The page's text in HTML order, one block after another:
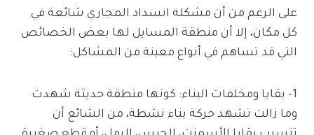
على الرغم من أن مشكلة انسداد المجاري شائعة في
كل مكان، إلا أن منطقة المسايل لها بعض الخصائص
التي قد تساهم في أنواع معينة من المشاكل:
1- بقايا ومخلفات البناء: كونها منطقة حديثة شهدت
وما زالت تشهد حركة بناء نشطة، من الشائع أن